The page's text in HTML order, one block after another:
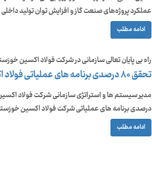
عملکرد پروژه‌های صنعت گاز و افزایش توان تولید
ادامه مطلب
راه بی پایان تعالی سازمانی در شرکت فولاد اکسین
تحقق ۸۰ درصدی برنامه های عملیاتی فولاد اکسین خوزستان در سال ۱۴۰۳
درصدی برنامه های عملیاتی شرکت فولاد اکسین خوزستان در سال
ادامه مطلب